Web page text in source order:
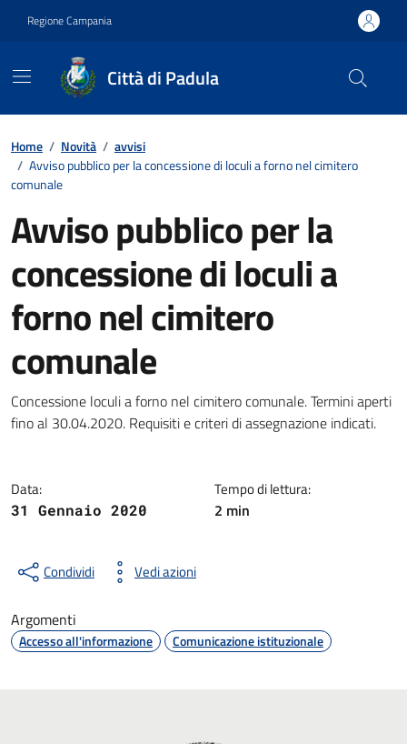
Regione Campania
Città di Padula
Contenuti in evidenza
Home / Novità / avvisi
/ Avviso pubblico per la concessione di loculi a forno nel cimitero
comunale
Avviso pubblico per la
concessione di loculi a
forno nel cimitero
comunale
Dettagli della notizia
Concessione loculi a forno nel cimitero comunale. Termini aperti
fino al 30.04.2020. Requisiti e criteri di assegnazione indicati.
Data:
31 Gennaio 2020
Tempo di lettura:
2 min
Condividi Vedi azioni
Argomenti
Accesso all'informazione Comunicazione istituzionale